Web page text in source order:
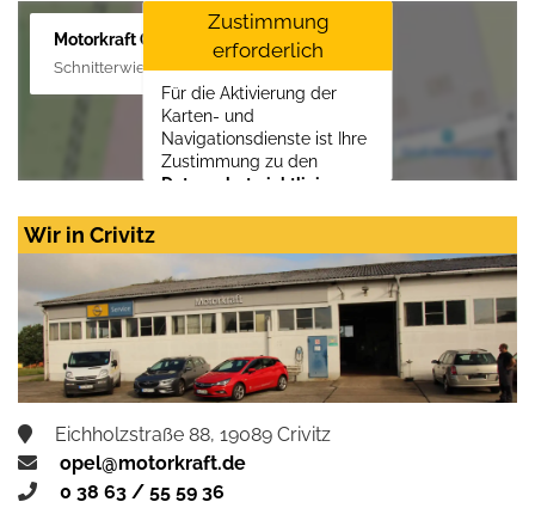
Motorkraft GmbH
Schnitterwiese 1, 19055 Schwerin
Zustimmung
erforderlich
Für die Aktivierung der
Karten- und
Navigationsdienste ist Ihre
Zustimmung zu den
Datenschutzrichtlinien
Zustimmen und
aktivieren
Wir in Crivitz
Eichholzstraße 88, 19089 Crivitz
opel@motorkraft.de
0 38 63 / 55 59 36